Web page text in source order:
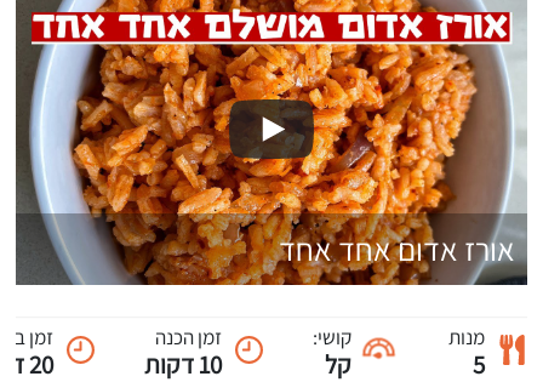
אורז אדום אחד אחד
מנות
5
קושי:
קל
זמן הכנה
10 דקות
זמן
20 דקות